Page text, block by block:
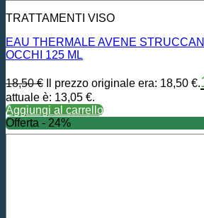
TRATTAMENTI VISO
EAU THERMALE AVENE
OCCHI 125 ML
18,50€ Il prezzo originale era: 18,50 €.
attuale è: 13,05 €.
Aggiungi al carrello
Offerta - 24%